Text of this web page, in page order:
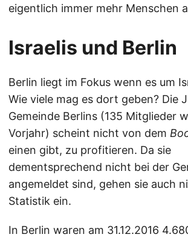
eigentlich immer mehr Menschen
Israelis und Berlin
Berlin liegt im Fokus wenn es um
Wie viele mag es dort geben? Die
Gemeinde Berlins (135 Mitglieder
Vorjahr) scheint nicht von dem
einen gibt, zu profitieren. Da sie
dementsprechend nicht bei der
angemeldet sind, gehen sie auch
Statistik ein.
In Berlin waren am 31.12.2016